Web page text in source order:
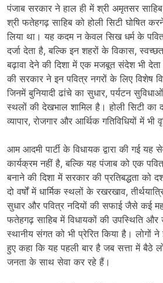
पंजाब सरकार ने हाल ही में श्री अमृतसर
श्री फतेहगढ़ साहिब को होली सिटी घोषित
लिया था। यह कदम न केवल सिख धर्म के
दर्जा देता है, बल्कि इन शहरों के विकास,
बढ़ावा देने की दिशा में एक मजबूत संदेश भी
की सरकार ने इन पवित्र नगरों के लिए विशेष
जिनमें बुनियादी ढांचे का सुधार, पर्यटन
स्थलों की देखभाल शामिल है। होली सिटी का
व्यापार, रोजगार और आर्थिक गतिविधियों में भी
आम आदमी पार्टी के विधायक द्वारा की गई
कार्यक्रम नहीं है, बल्कि यह पंजाब को एक
बनाने की दिशा में सरकार की प्रतिबद्धता को
दो वर्षों में धार्मिक स्थलों के रखरखाव,
सुधार और पवित्र नदियों की सफाई जैसे कई
फतेहगढ़ साहिब में विधायकों की उपस्थिति और
स्थानीय संगत को भी प्रेरित किया है। लोगों
हुए कहा कि यह पहली बार है जब सत्ता में बैठे
जनता के साथ सेवा कर रहे हैं।